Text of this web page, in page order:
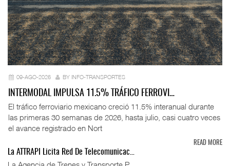
09-AGO-2026 BY INFO-TRANSPORTES
INTERMODAL IMPULSA 11.5% TRÁFICO FERROVI…
El tráfico ferroviario mexicano creció 11.5% interanual durante
las primeras 30 semanas de 2026, hasta julio, casi cuatro veces
el avance registrado en Nort
READ MORE
La ATTRAPI Licita Red De Telecomunicac…